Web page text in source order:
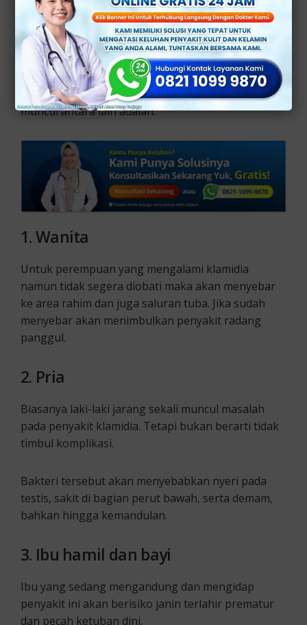
berbeda bagi pria dan wanita. Tidak hanya untuk
lelaki maupun perempuan, ibu hamil juga dapat
menimbulkan komplikasi yang akan menular pada
janin.
Inilah perbedaan masalah pada kondisi yang akan
muncul antara lain adalah:
1.Wanita
Untuk perempuan yang mengalami klamidia
namun tidak segera diobati maka akan menyebar
ke area rahim dan juga saluran tuba. Jika sudah
menyebar akan menimbulkan penyakit radang
panggul.
2. Pria
Biasanya laki-laki jarang sekali muncul masalah
pada penyakit klamidia. Tetapi bukan berarti tidak
timbul komplikasi.
Bakteri tersebut akan menyebabkan nyeri pada
testis, sakit di bagian perut bawah, serta demam,
bahkan hingga kemandulan.
3. Ibu hamil dan bayi
Ibu yang sedang mengandung dan mengidap
penyakit ini akan berisiko janin terlahir prematur
dan pecah ketuban dini.